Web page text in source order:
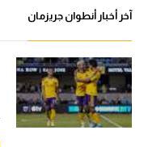
الوطن العربي
رياضة نسائية
آسيا
آخر أخبار أنطوان جريزمان